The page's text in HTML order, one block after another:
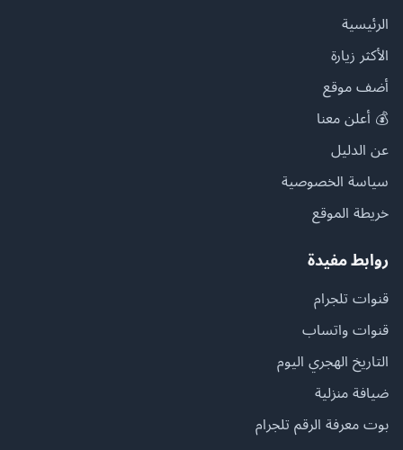
الرئيسية
الأكثر زيارة
أضف موقع
💰 أعلن معنا
عن الدليل
سياسة الخصوصية
خريطة الموقع
روابط مفيدة
قنوات تلجرام
قنوات واتساب
التاريخ الهجري اليوم
ضيافة منزلية
بوت معرفة الرقم تلجرام